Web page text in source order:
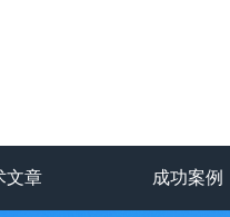
文章 成功案例